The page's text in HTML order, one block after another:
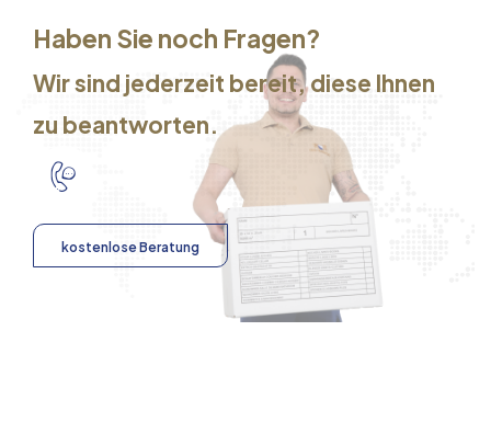
Haben Sie noch Fragen?
Wir sind jederzeit bereit, diese Ihnen
zu beantworten.
kostenlose Beratung